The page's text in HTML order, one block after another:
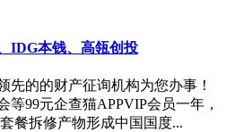
IDG本钱、高瓴创投
先的的财产征询机构为您办事！
等99元企查猫APPVIP会员一年，
餐拆修产物形成中国国度...